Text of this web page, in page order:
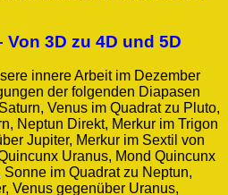
Von 3D zu 4D und 5D
innere Arbeit im Dezember
der folgenden Diapasen
Venus im Quadrat zu Pluto,
Neptun Direkt, Merkur im Trigon
Jupiter, Merkur im Sextil von
Uranus, Mond Quincunx
im Quadrat zu Neptun,
Venus gegenüber Uranus,